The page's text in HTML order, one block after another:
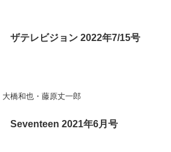
ザテレビジョン 2022年7/15号
橋和也・藤原丈一郎
Seventeen 2021年6月号